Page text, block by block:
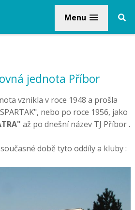
Menu
jednota Příbor
vznikla v roce 1948 a prošla
nebo po roce 1956, jako
až po dnešní název TJ Příbor .
době tyto oddíly a kluby :